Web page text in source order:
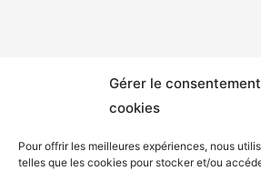
Gérer le
cookies
Pour offrir les meilleures expériences, nous
telles que les cookies pour stocker et/ou